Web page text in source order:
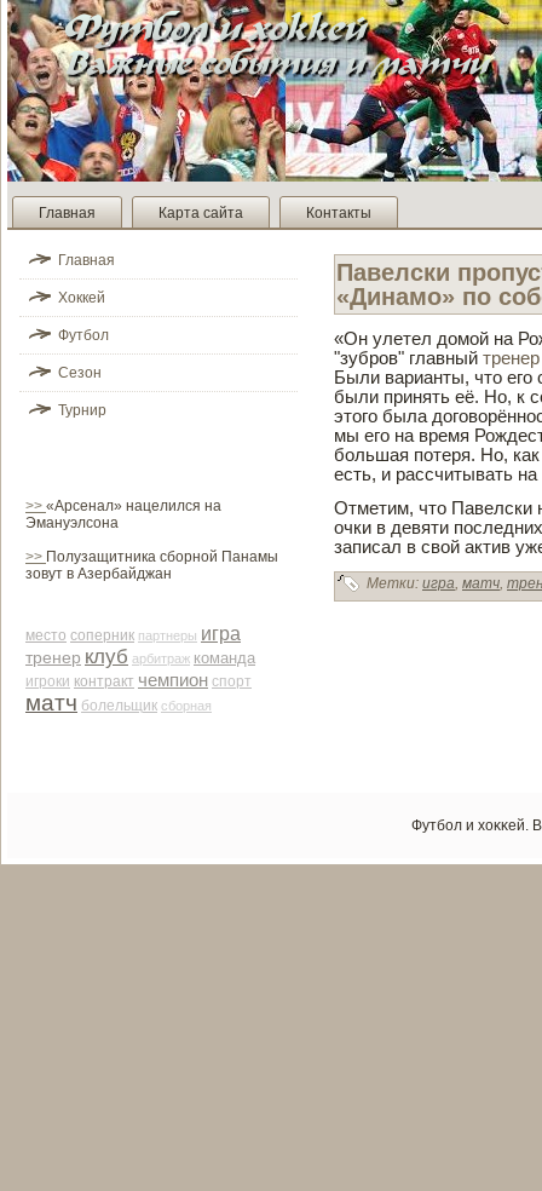
Главная Карта сайта Контакты
Главная
Хоккей
Футбол
Сезон
Турнир
>> «Арсенал» нацелился на
Эмануэлсона
>> Полузащитника сборной Панамы
зовут в Азербайджан
место соперник партнеры игра
тренер клуб арби­траж команда
игроки контракт чемпион спорт
матч болельщик сборная
Паве­лски
«Динамо» по
«Он улетел домой на
"зубров" главный тренер
Были варианты, что его
были принять её. Но, к
этого была
мы его на время
большая потеря. Но,
есть, и рассчитывать
Отметим, что
очки в де­вяти
записал в свой актив
Метки: игра, матч,
Футбол и хоκκей.